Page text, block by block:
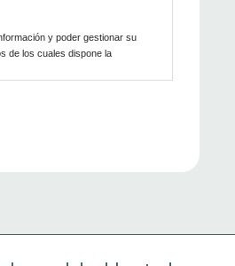
y poder gestionar su
de los cuales dispone la
se van a llevar a cabo es el